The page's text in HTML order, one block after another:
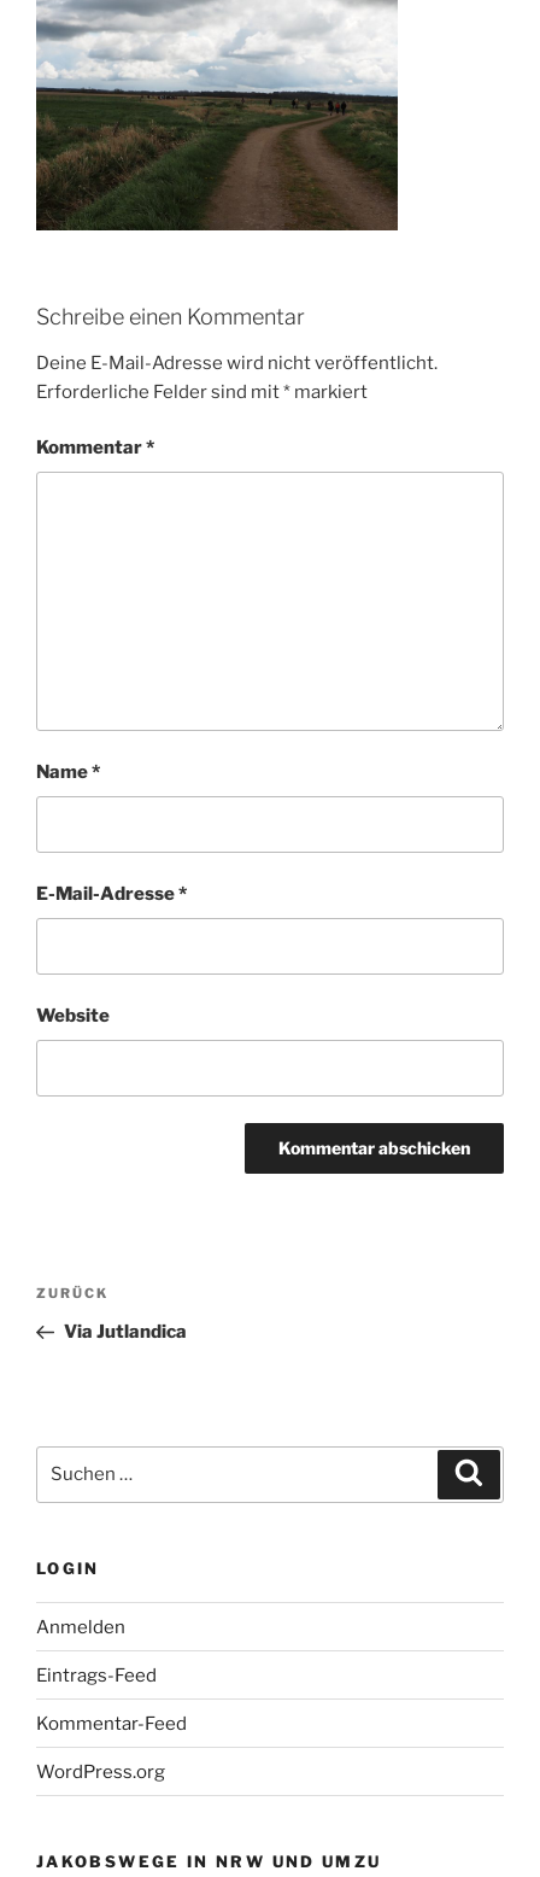
Schreibe einen Kommentar
Deine E-Mail-Adresse wird nicht veröffentlicht.
Erforderliche Felder sind mit* markiert
Kommentar*
Name*
E-Mail-Adresse*
Website
Beitragsnavigation
Vorheriger
Beitrag
ZURÜCK
Via Jutlandica
nach:
LOGIN
Anmelden
Eintrags-Feed
Kommentar-Feed
WordPress.org
JAKOBSWEGE IN NRW UND UMZU